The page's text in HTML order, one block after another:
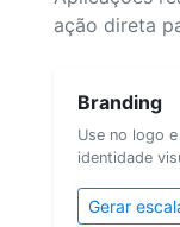
ação direta
Branding
Use no logo
identidade
Gerar